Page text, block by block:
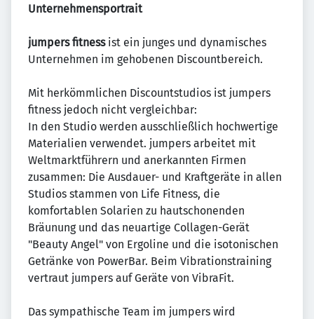
Unternehmensportrait
jumpers fitnessist ein junges und dynamisches
Unternehmen im gehobenen Discountbereich.
Mit herkömmlichen Discountstudios ist jumpers
fitness jedoch nicht vergleichbar:
In den Studio werden ausschließlich hochwertige
Materialien verwendet. jumpers arbeitet mit
Weltmarktführern und anerkannten Firmen
zusammen: Die Ausdauer- und Kraftgeräte in allen
Studios stammen von Life Fitness, die
komfortablen Solarien zu hautschonenden
Bräunung und das neuartige Collagen-Gerät
"Beauty Angel" von Ergoline und die isotonischen
Getränke von PowerBar. Beim Vibrationstraining
vertraut jumpers auf Geräte von VibraFit.
Das sympathische Team im jumpers wird